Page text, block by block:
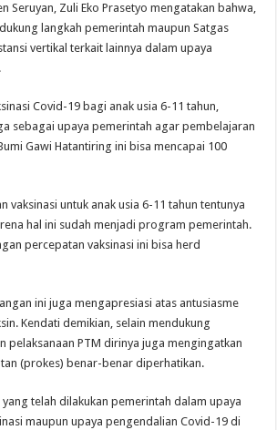
Seruyan, Zuli Eko Prasetyo mengatakan bahwa,
langkah pemerintah maupun Satgas
vertikal terkait lainnya dalam upaya
Covid-19 bagi anak usia 6-11 tahun,
sebagai upaya pemerintah agar pembelajaran
Gawi Hatantiring ini bisa mencapai 100
vaksinasi untuk anak usia 6-11 tahun tentunya
hal ini sudah menjadi program pemerintah.
percepatan vaksinasi ini bisa herd
ini juga mengapresiasi atas antusiasme
Kendati demikian, selain mendukung
pelaksanaan PTM dirinya juga mengingatkan
(prokes) benar-benar diperhatikan.
yang telah dilakukan pemerintah dalam upaya
maupun upaya pengendalian Covid-19 di